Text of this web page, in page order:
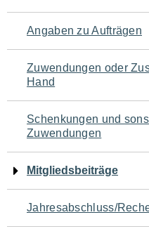
Angaben zu Aufträgen
Zuwendungen oder
Hand
Schenkungen und
Zuwendungen
Mitgliedsbeiträge
Jahresabschluss/